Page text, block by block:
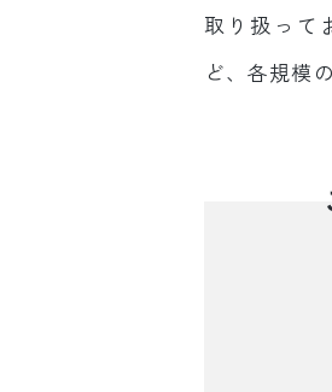
取り扱って
ど、各規模